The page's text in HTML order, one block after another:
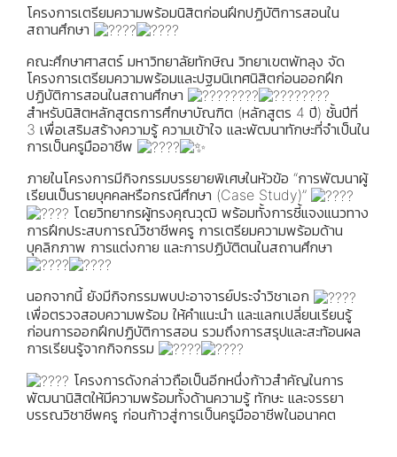
โครงการเตรียมความพร้อมนิสิตก่อนฝึกปฏิบัติการสอนใน
สถานศึกษา
คณะศึกษาศาสตร์ มหาวิทยาลัยทักษิณ วิทยาเขตพัทลุง จัด
โครงการเตรียมความพร้อมและปฐมนิเทศนิสิตก่อนออกฝึก
ปฏิบัติการสอนในสถานศึกษา
สำหรับนิสิตหลักสูตรการศึกษาบัณฑิต (หลักสูตร 4 ปี) ชั้นปีที่
3 เพื่อเสริมสร้างความรู้ ความเข้าใจ และพัฒนาทักษะที่จำเป็นใน
การเป็นครูมืออาชีพ
ภายในโครงการมีกิจกรรมบรรยายพิเศษในหัวข้อ “การพัฒนาผู้
เรียนเป็นรายบุคคลหรือกรณีศึกษา (Case Study)”
โดยวิทยากรผู้ทรงคุณวุฒิ พร้อมทั้งการชี้แจงแนวทาง
การฝึกประสบการณ์วิชาชีพครู การเตรียมความพร้อมด้าน
บุคลิกภาพ การแต่งกาย และการปฏิบัติตนในสถานศึกษา
นอกจากนี้ ยังมีกิจกรรมพบปะอาจารย์ประจำวิชาเอก
เพื่อตรวจสอบความพร้อม ให้คำแนะนำ และแลกเปลี่ยนเรียนรู้
ก่อนการออกฝึกปฏิบัติการสอน รวมถึงการสรุปและสะท้อนผล
การเรียนรู้จากกิจกรรม
โครงการดังกล่าวถือเป็นอีกหนึ่งก้าวสำคัญในการ
พัฒนานิสิตให้มีความพร้อมทั้งด้านความรู้ ทักษะ และจรรยา
บรรณวิชาชีพครู ก่อนก้าวสู่การเป็นครูมืออาชีพในอนาคต